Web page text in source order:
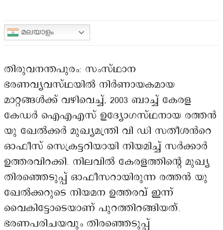
മലയാളം
തിരുവനന്തപുരം: സംസ്ഥാന
ഭരണവ്യവസ്ഥയിൽ നിർണായകമായ
മാറ്റങ്ങൾക്ക് വഴിവെച്ച്, 2003 ബാച്ച് കേരള
കേഡർ ഐഎഎസ് ഉദ്യോഗസ്ഥനായ രത്തൻ
യു ഖേൽക്കർ മുഖ്യമന്ത്രി വി ഡി സതീശൻറെ
ഓഫീസ് സെക്രട്ടറിയായി നിയമിച്ച് സർക്കാർ
ഉത്തരവിറക്കി. നിലവിൽ കേരളത്തിന്റെ മുഖ്യ
തിരഞ്ഞെടുപ്പ് ഓഫീസറായിരുന്ന രത്തൻ യു
ഖേൽക്കറുടെ നിയമന ഉത്തരവ് ഇന്ന്
വൈകിട്ടോടെയാണ് പുറത്തിറങ്ങിയത്.
ഭരണപരിചയവും തിരഞ്ഞെടുപ്പ്